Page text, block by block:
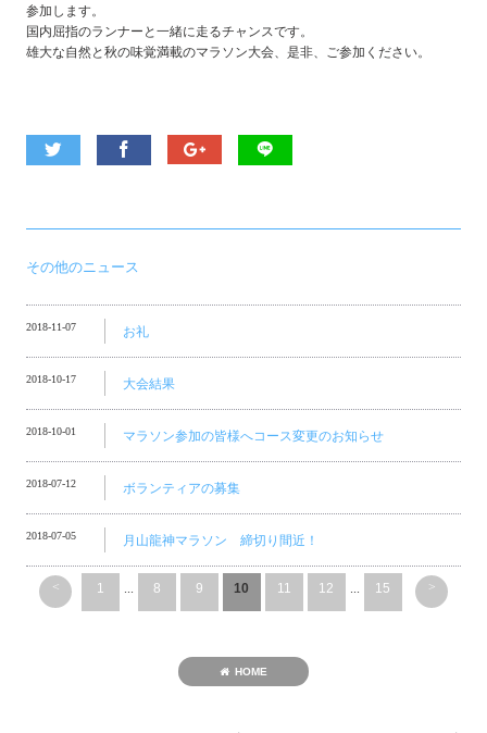
参加します。
国内屈指のランナーと一緒に走るチャンスです。
雄大な自然と秋の味覚満載のマラソン大会、是非、ご参加ください。
その他のニュース
2018-11-07 お礼
2018-10-17 大会結果
2018-10-01 マラソン参加の皆様へコース変更のお知らせ
2018-07-12 ボランティアの募集
2018-07-05 月山龍神マラソン 締切り間近！
< 1 ... 8 9 10 11 12 ... 15 >
HOME